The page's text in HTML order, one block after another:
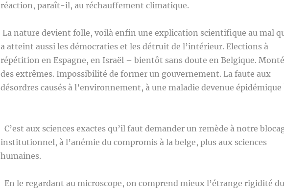
réaction, paraît-il, au réchauffement climatique.
La nature devient folle, voilà enfin une explication scientifique au mal
a atteint aussi les démocraties et les détruit de l’intérieur. Elections à
répétition en Espagne, en Israël – bientôt sans doute en Belgique.
des extrêmes. Impossibilité de former un gouvernement. La faute aux
désordres causés à l’environnement, à une maladie devenue épidémique
C’est aux sciences exactes qu’il faut demander un remède à notre
institutionnel, à l’anémie du compromis à la belge, plus aux sciences
humaines.
En le regardant au microscope, on comprend mieux l’étrange rigidité du